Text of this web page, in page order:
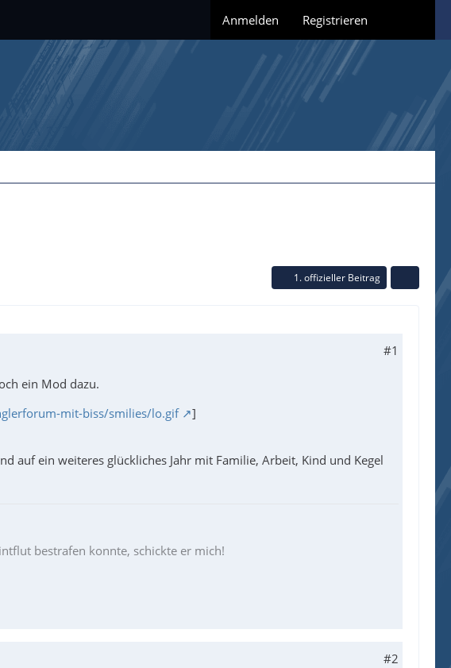
Anmelden Registrieren
1. offizieller Beitrag
#1
ein Mod dazu.
mit-biss/smilies/lo.gif
]
auf ein weiteres glückliches Jahr mit Familie, Arbeit, Kind und Kegel
bestrafen konnte, schickte er mich!
#2